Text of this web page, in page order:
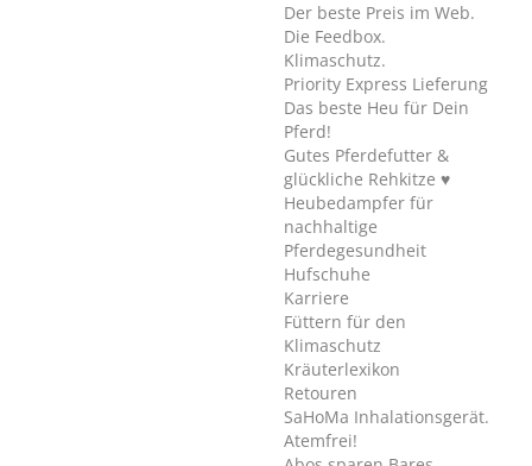
Der beste Preis im Web.
Die Feedbox.
Klimaschutz.
Priority Express Lieferung
Das beste Heu für Dein
Pferd!
Gutes Pferdefutter &
glückliche Rehkitze ♥
Heubedampfer für
nachhaltige
Pferdegesundheit
Hufschuhe
Karriere
Füttern für den
Klimaschutz
Kräuterlexikon
Retouren
SaHoMa Inhalationsgerät.
Atemfrei!